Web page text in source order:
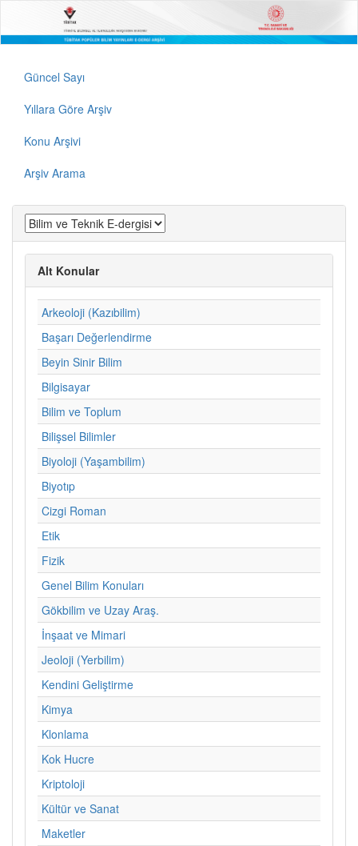
Güncel Sayı
Yıllara Göre Arşiv
Konu Arşivi
Arşiv Arama
Alt Konular
Arkeoloji (Kazıbilim)
Başarı Değerlendirme
Beyin Sinir Bilim
Bilgisayar
Bilim ve Toplum
Bilişsel Bilimler
Biyoloji (Yaşambilim)
Biyotıp
Cizgi Roman
Etik
Fizik
Genel Bilim Konuları
Gökbilim ve Uzay Araş.
İnşaat ve Mimari
Jeoloji (Yerbilim)
Kendini Geliştirme
Kimya
Klonlama
Kok Hucre
Kriptoloji
Kültür ve Sanat
Maketler